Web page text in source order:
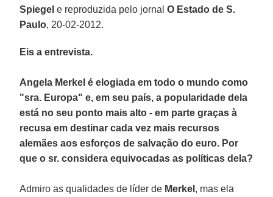
Spiegel e reproduzida pelo jornalO Estado de S.
Paulo, 20-02-2012.
Eis a entrevista.
Angela Merkel é elogiada em todo o mundo como
"sra. Europa" e, em seu país, a popularidade dela
está no seu ponto mais alto - em parte graças à
recusa em destinar cada vez mais recursos
alemães aos esforços de salvação do euro. Por
que o sr. considera equivocadas as políticas dela?
Admiro as qualidades de líder de Merkel , mas ela